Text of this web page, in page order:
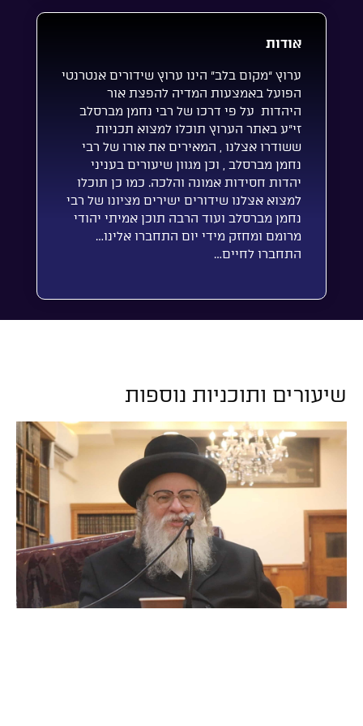
אודות
ערוץ “מקום בלב” הינו ערוץ שידורים אנטרנטי
הפועל באמצעות המדיה להפצת אור
היהדות על פי דרכו של רבי נחמן מברסלב
זי”ע באתר הערוץ תוכלו למצוא תכניות
ששודרו אצלנו , המאירים את אורו של רבי
נחמן מברסלב , וכן מגוון שיעורים בעניני
יהדות חסידות אמונה והלכה. כמו כן תוכלו
למצוא אצלנו שידורים ישירים מציונו של רבי
נחמן מברסלב ועוד הרבה תוכן אמיתי יהודי
מרומם ומחזק מידי יום התחברו אלינו…
התחברו לחיים…
שיעורים ותוכניות נוספות